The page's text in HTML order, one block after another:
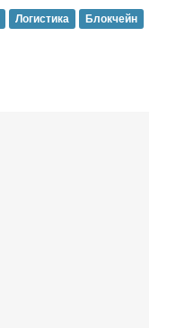
Логистика
Блокчейн